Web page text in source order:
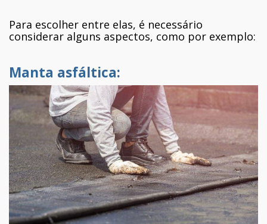
Para escolher entre elas, é necessário
considerar alguns aspectos, como por exemplo:
Manta asfáltica: